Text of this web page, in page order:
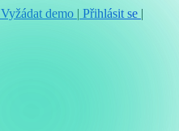
Vyžádat demo | Přihlásit se |